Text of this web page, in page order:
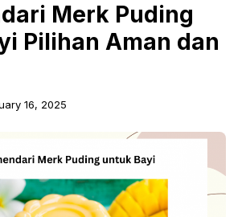
Merk Puding
Pilihan Aman dan
16, 2025